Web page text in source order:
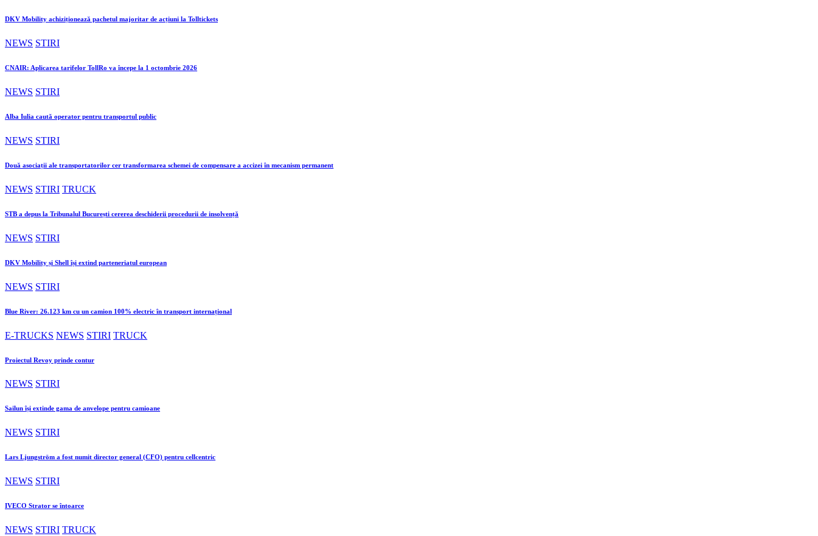
DKV Mobility achiziționează pachetul majoritar de acțiuni la Tolltickets
NEWS STIRI
CNAIR: Aplicarea tarifelor TollRo va începe la 1 octombrie 2026
NEWS STIRI
Alba Iulia caută operator pentru transportul public
NEWS STIRI
Două asociații ale transportatorilor cer transformarea schemei de compensare a accizei în mecanism permanent
NEWS STIRI TRUCK
STB a depus la Tribunalul București cererea deschiderii procedurii de insolvență
NEWS STIRI
DKV Mobility și Shell își extind parteneriatul european
NEWS STIRI
Blue River: 26.123 km cu un camion 100% electric în transport internațional
E-TRUCKS NEWS STIRI TRUCK
Proiectul Revoy prinde contur
NEWS STIRI
Sailun își extinde gama de anvelope pentru camioane
NEWS STIRI
Lars Ljungström a fost numit director general (CFO) pentru cellcentric
NEWS STIRI
IVECO Strator se întoarce
NEWS STIRI TRUCK